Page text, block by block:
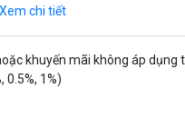
Xem chi tiết
khuyến mãi không áp dụng
0.5%, 1%)